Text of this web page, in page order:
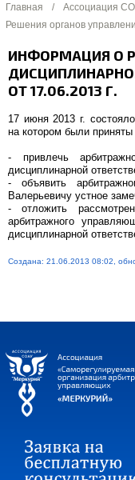
Главная / Ассоциация
Решения органов
ИНФОРМАЦИЯ О
ОТ 17.06.2013 Г.
17 июня 2013 г.
на котором были
- привлечь
дисциплинарной
- объявить
Валерьевичу устное
- отложить
арбитражного
дисциплинарной
Создана: 21.06.2013 08:02,